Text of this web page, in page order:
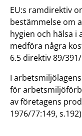
EU:s ramdirektiv
bestämmelse om
hygien och hälsa
medföra några
6.5 direktiv 89/391/
I
för
av företagens
1976/77:149,